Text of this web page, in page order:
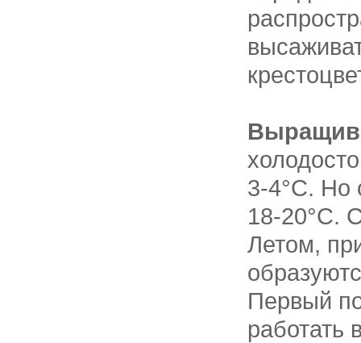
3-4°С. Но
18-20°С.
Летом,
Первый
работать